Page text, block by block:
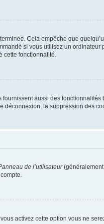
Cela empêche que
si vous utilisez un ordinateur
cette fonctionnalité.
aussi des
la suppression des
de l’utilisateur(généralement
vous activez cette option vous ne